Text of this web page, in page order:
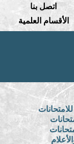
اتصل بنا
الأقسام العلمية